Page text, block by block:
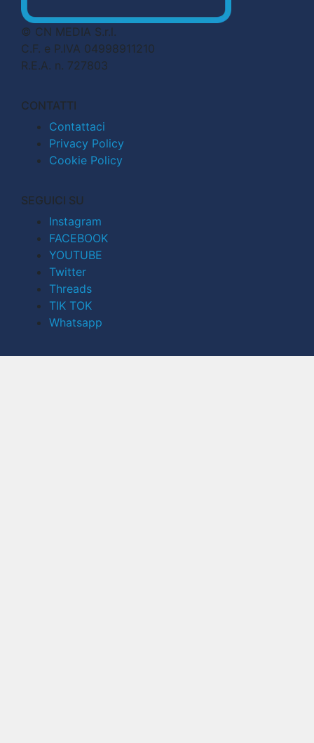
© CN MEDIA S.r.l.
C.F. e P.IVA 04998911210
R.E.A. n. 727803
CONTATTI
Contattaci
Privacy Policy
Cookie Policy
SEGUICI SU
Instagram
FACEBOOK
YOUTUBE
Twitter
Threads
TIK TOK
Whatsapp